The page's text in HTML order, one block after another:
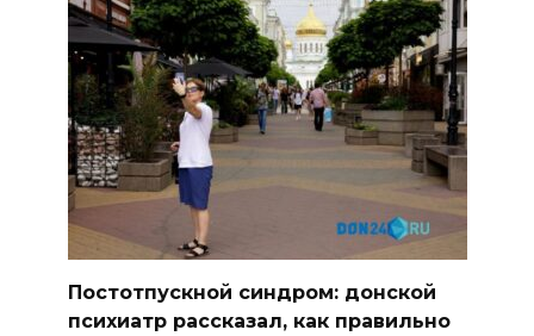
Постотпускной синдром: донской
психиатр рассказал, как правильно